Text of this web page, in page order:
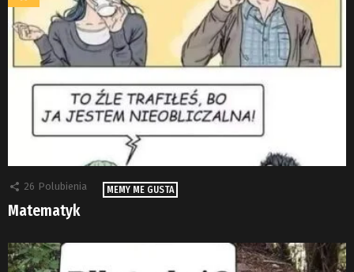
26 Polubienia MEMY ME GUSTA
Matematyk